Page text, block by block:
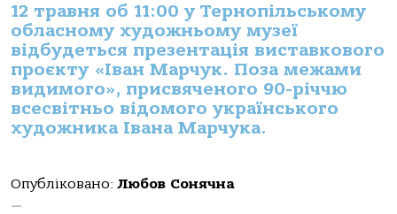
12 травня об 11:00 у Тернопільському
обласному художньому музеї
відбудеться презентація виставкового
проєкту «Іван Марчук. Поза межами
видимого», присвяченого 90-річчю
всесвітньо відомого українського
художника Івана Марчука.
Опубліковано: Любов Сонячна
—